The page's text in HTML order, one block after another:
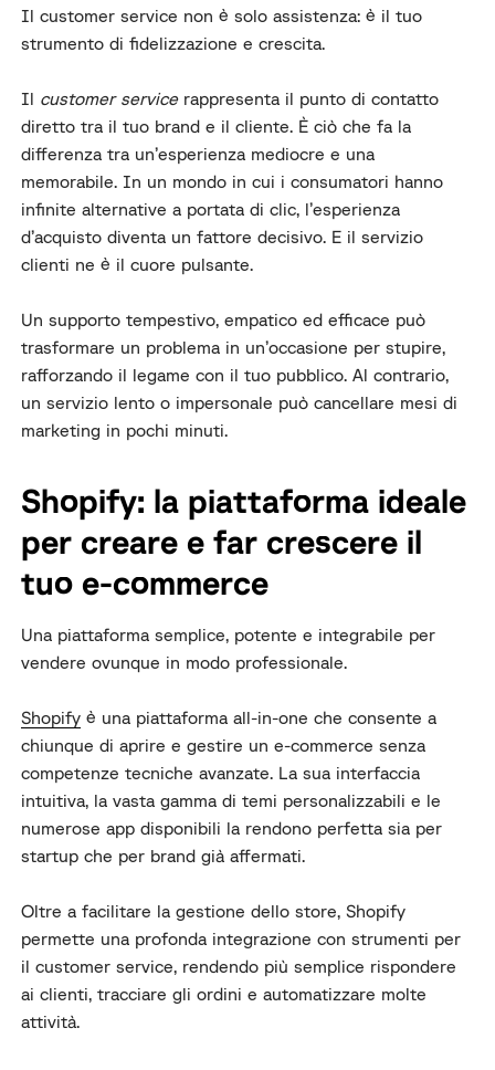
Il customer service non è solo assistenza: è il tuo
strumento di fidelizzazione e crescita.
Il customer servicerappresenta il punto di contatto
diretto tra il tuo brand e il cliente. È ciò che fa la
differenza tra un’esperienza mediocre e una
memorabile. In un mondo in cui i consumatori hanno
infinite alternative a portata di clic, l’esperienza
d’acquisto diventa un fattore decisivo. E il servizio
clienti ne è il cuore pulsante.
Un supporto tempestivo, empatico ed efficace può
trasformare un problema in un’occasione per stupire,
rafforzando il legame con il tuo pubblico. Al contrario,
un servizio lento o impersonale può cancellare mesi di
marketing in pochi minuti.
Shopify: la piattaforma ideale
per creare e far crescere il
tuo e-commerce
Una piattaforma semplice, potente e integrabile per
vendere ovunque in modo professionale.
Shopify è una piattaforma all-in-one che consente a
chiunque di aprire e gestire un e-commerce senza
competenze tecniche avanzate. La sua interfaccia
intuitiva, la vasta gamma di temi personalizzabili e le
numerose app disponibili la rendono perfetta sia per
startup che per brand già affermati.
Oltre a facilitare la gestione dello store, Shopify
permette una profonda integrazione con strumenti per
il customer service, rendendo più semplice rispondere
ai clienti, tracciare gli ordini e automatizzare molte
attività.